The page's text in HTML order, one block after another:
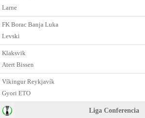
Larne
FK Borac Banja Luka
Levski
Klaksvik
Atert Bissen
Víkingur Reykjavík
Gyоri ETO
Liga Conferencia